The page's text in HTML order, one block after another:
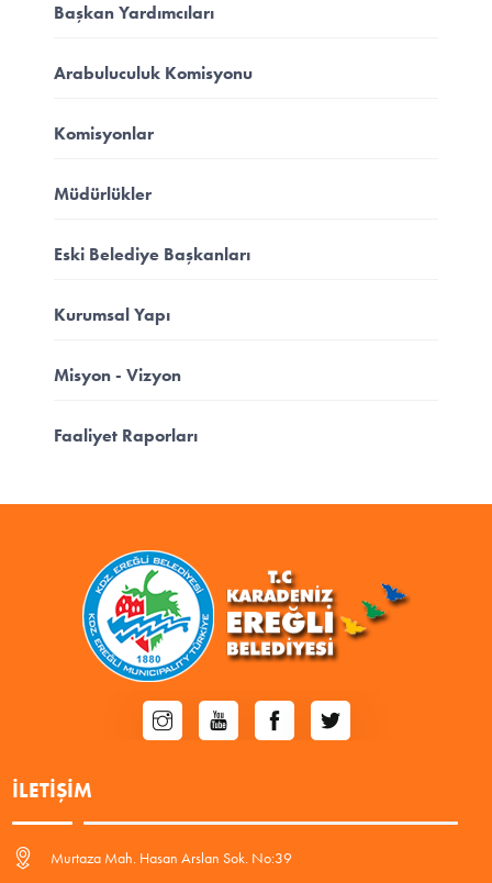
Başkan Yardımcıları
Arabuluculuk Komisyonu
Komisyonlar
Müdürlükler
Eski Belediye Başkanları
Kurumsal Yapı
Misyon - Vizyon
Faaliyet Raporları
İLETIŞIM
Murtaza Mah. Hasan Arslan Sok. No:39